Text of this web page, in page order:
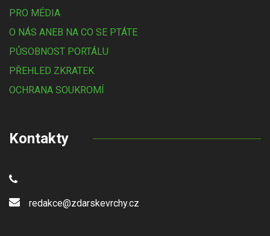
PRO MÉDIA
O NÁS ANEB NA CO SE PTÁTE
PŮSOBNOST PORTÁLU
PŘEHLED ZKRATEK
OCHRANA SOUKROMÍ
Kontakty
redakce@zdarskevrchy.cz